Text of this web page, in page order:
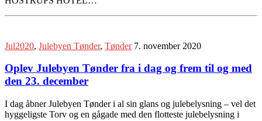
Jul2020, Julebyen Tønder, Tønder 7. november 2020
Oplev Julebyen Tønder fra i dag og frem til og med
den 23. december
I dag åbner Julebyen Tønder i al sin glans og julebelysning – vel det
hyggeligste Torv og en gågade med den flotteste julebelysning i